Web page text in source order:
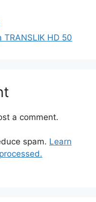
HD 50
a comment.
spam. Learn